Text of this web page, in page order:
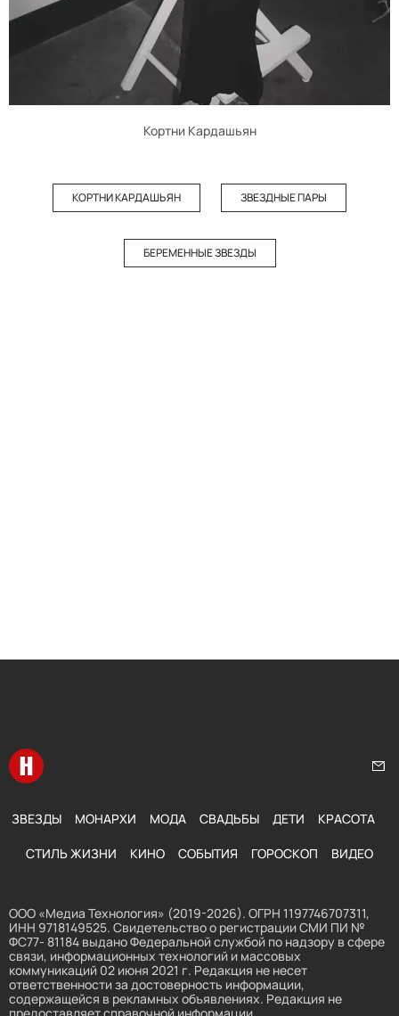
Кортни Кардашьян
КОРТНИ КАРДАШЬЯН ЗВЕЗДНЫЕ ПАРЫ
БЕРЕМЕННЫЕ ЗВЕЗДЫ
Перейти на главную
ЗВЕЗДЫ МОНАРХИ МОДА СВАДЬБЫ ДЕТИ КРАСОТА
СТИЛЬ ЖИЗНИ КИНО СОБЫТИЯ ГОРОСКОП ВИДЕО
ООО «Медиа Технология» (2019-2026). ОГРН 1197746707311,
ИНН 9718149525. Свидетельство о регистрации СМИ ПИ №
ФС77- 81184 выдано Федеральной службой по надзору в сфере
связи, информационных технологий и массовых
коммуникаций 02 июня 2021 г. Редакция не несет
ответственности за достоверность информации,
содержащейся в рекламных объявлениях. Редакция не